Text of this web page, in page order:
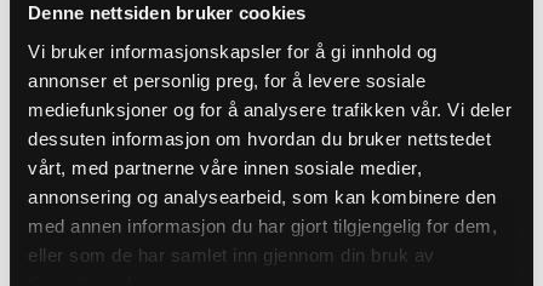
Denne nettsiden bruker cookies
Vi bruker informasjonskapsler for å gi innhold og
annonser et personlig preg, for å levere sosiale
mediefunksjoner og for å analysere trafikken vår. Vi deler
dessuten informasjon om hvordan du bruker nettstedet
vårt, med partnerne våre innen sosiale medier,
annonsering og analysearbeid, som kan kombinere den
med annen informasjon du har gjort tilgjengelig for dem,
eller som de har samlet inn gjennom din bruk av
Slik skaper du unike kunstutstillinger
Noen ganger blir det tatt ekstra grep for å gi
publikum en unik og annerledes
kunstopplevelse. Jeg besøker
arkitektkontoret, Manthey Kula, hvor jeg
snakker med arkitekt og grunnlegger, Beate
Hølmebakk. Kontoret jobber for tiden med